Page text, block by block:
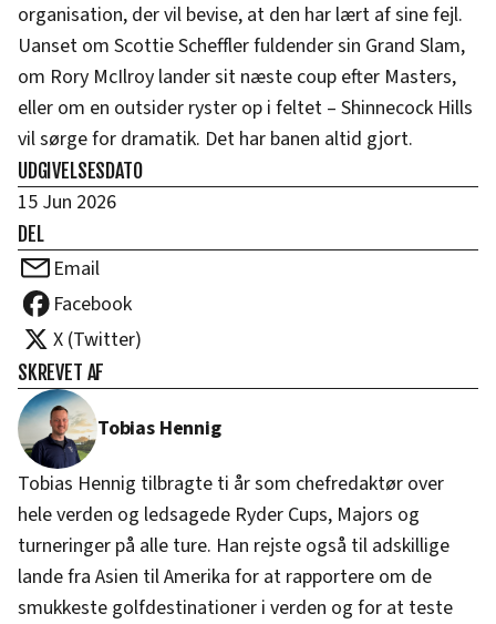
organisation, der vil bevise, at den har lært af sine fejl.
Uanset om Scottie Scheffler fuldender sin Grand Slam,
om Rory McIlroy lander sit næste coup efter Masters,
eller om en outsider ryster op i feltet – Shinnecock Hills
vil sørge for dramatik. Det har banen altid gjort.
UDGIVELSESDATO
15 Jun 2026
DEL
Email
Facebook
X (Twitter)
SKREVET AF
Tobias Hennig
Tobias Hennig tilbragte ti år som chefredaktør over
hele verden og ledsagede Ryder Cups, Majors og
turneringer på alle ture. Han rejste også til adskillige
lande fra Asien til Amerika for at rapportere om de
smukkeste golfdestinationer i verden og for at teste